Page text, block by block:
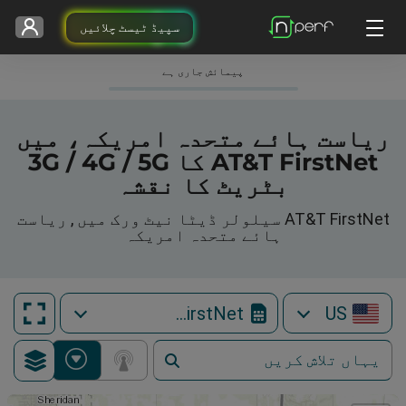
سپیڈ ٹیسٹ چلائیں
پیمائش جاری ہے
ریاست ہائے متحدہ امریکہ، میں
AT&T FirstNet کا 3G / 4G / 5G
بٹریٹ کا نقشہ
AT&T FirstNet سیلولر ڈیٹا نیٹ ورک میں , ریاست
ہائے متحدہ امریکہ
US
AT&T FirstNet